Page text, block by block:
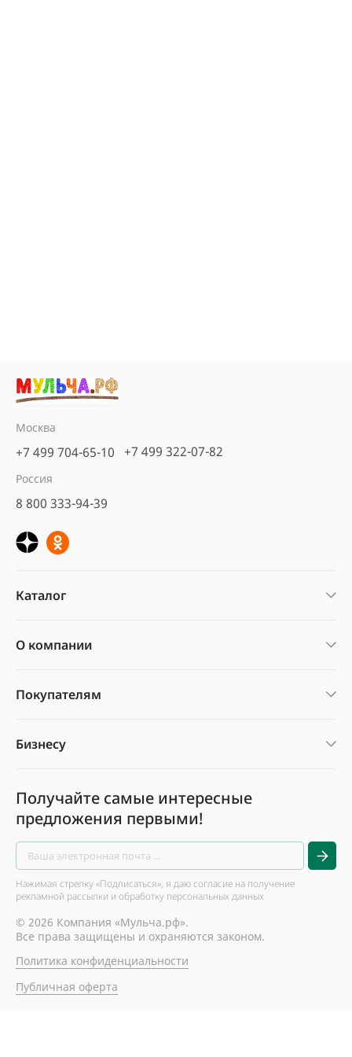
Москва
+7 499 704-65-10 +7 499 322-07-82
Россия
8 800 333-94-39
Каталог
О компании
Покупателям
Бизнесу
Получайте самые интересные
предложения первыми!
Нажимая стрелку «Подписаться», я даю согласие на получение
рекламной рассылки и обработку персональных данных
© 2026 Компания «Мульча.рф».
Все права защищены и охраняются законом.
Политика конфиденциальности
Публичная оферта